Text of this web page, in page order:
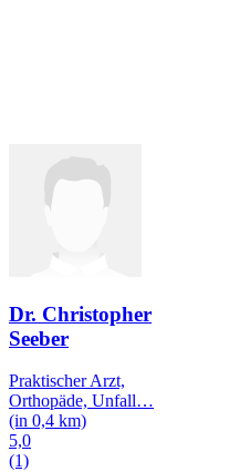
Dr. Christopher
Seeber
Praktischer Arzt,
Orthopäde, Unfall…
(in 0,4 km)
5,0
(1)